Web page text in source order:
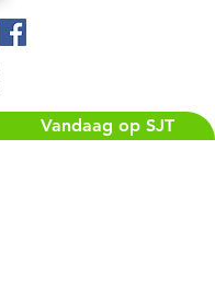
Vandaag op SJT